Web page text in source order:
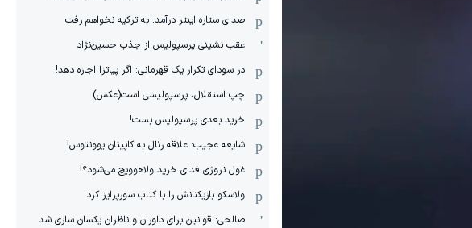
صدای ستاره اینتر درآمد: به ترکیه نخواهم رفت
عقب نشینی پرسپولیس از جذب حسین‌نژاد
در سودای تکرار یک قهرمانی: اگر پیاتزا اجازه دهد!
چپ استقلال، پرسپولیسی است(عکس)
خرید بعدی پرسپولیس بست!
شایعه عجیب: علاقه رئال به کاپیتان یوونتوس!
غول نروژی فدای خرید ولاهوویچ می‌شود؟!
ولاسکو بازیکنانش را با کتاب سورپرایز کرد
صالحی: قوانین برای داوران و ناظران یکسان سازی شد